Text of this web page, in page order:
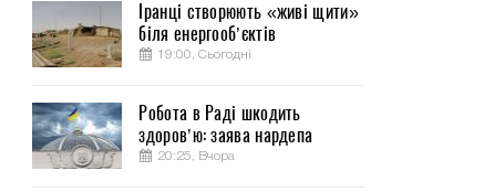
Іранці створюють «живі щити»
біля енергооб’єктів
19:00, Сьогодні
Робота в Раді шкодить
здоров’ю: заява нардепа
20:25, Вчора